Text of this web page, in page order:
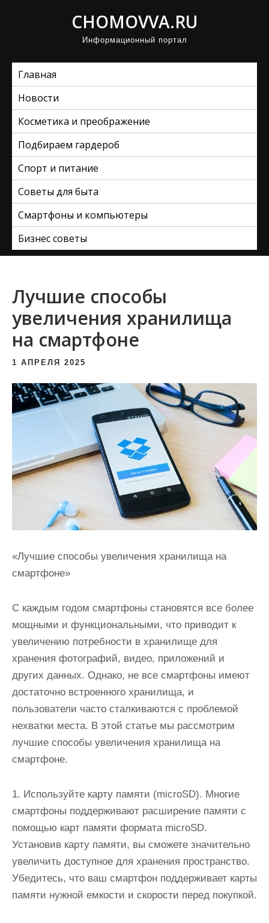
CHOMOVVA.RU
Информационный портал
Главная
Новости
Косметика и преображение
Подбираем гардероб
Спорт и питание
Советы для быта
Смартфоны и компьютеры
Бизнес советы
Лучшие способы
увеличения хранилища
на смартфоне
1 АПРЕЛЯ 2025
«Лучшие способы увеличения хранилища на
смартфоне»
С каждым годом смартфоны становятся все более
мощными и функциональными, что приводит к
увеличению потребности в хранилище для
хранения фотографий, видео, приложений и
других данных. Однако, не все смартфоны имеют
достаточно встроенного хранилища, и
пользователи часто сталкиваются с проблемой
нехватки места. В этой статье мы рассмотрим
лучшие способы увеличения хранилища на
смартфоне.
1. Используйте карту памяти (microSD). Многие
смартфоны поддерживают расширение памяти с
помощью карт памяти формата microSD.
Установив карту памяти, вы сможете значительно
увеличить доступное для хранения пространство.
Убедитесь, что ваш смартфон поддерживает карты
памяти нужной емкости и скорости перед покупкой.